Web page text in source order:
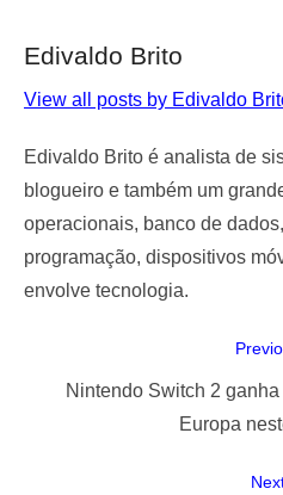
Edivaldo Brito
View all posts by Edivaldo
Edivaldo Brito é analista de
blogueiro e também um
operacionais, banco de
programação, dispositivos
envolve tecnologia.
Previous
Nintendo Switch 2
Europa